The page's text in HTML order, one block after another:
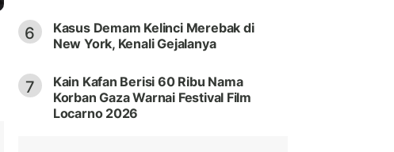
6
Kasus Demam Kelinci Merebak di
New York, Kenali Gejalanya
7
Kain Kafan Berisi 60 Ribu Nama
Korban Gaza Warnai Festival Film
Locarno 2026